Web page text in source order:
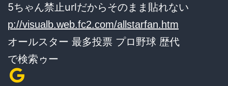
5ちゃん禁止urlだからそのまま貼れない
p://visualb.web.fc2.com/allstarfan.htm
オールスター 最多投票 プロ野球 歴代
で検索ゥー